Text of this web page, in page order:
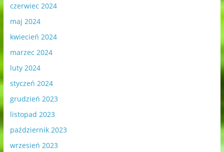
czerwiec 2024
maj 2024
kwiecień 2024
marzec 2024
luty 2024
styczeń 2024
grudzień 2023
listopad 2023
październik 2023
wrzesień 2023